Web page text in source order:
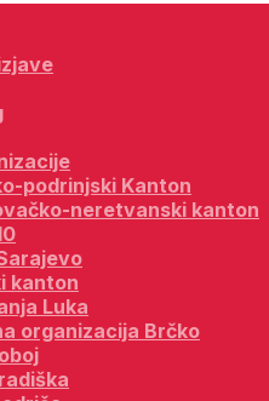
podrinjski Kanton
neretvanski kanton
kanton
Luka
organizacija Brčko